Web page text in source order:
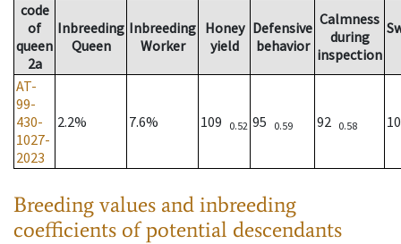
code
of
queen
2a
Inbreeding
Queen
Inbreeding
Worker
Honey
yield
Defensive
behavior
Calmness
during
inspection
AT-
99-
430-
1027-
2023
2.2% 7.6% 109 0.52 95 0.59 92 0.58
Breeding values and inbreeding
coefficients of potential descendants